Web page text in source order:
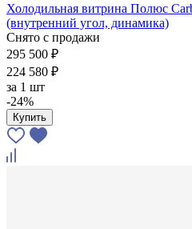
Холодильная витрина Полюс
(внутренний угол, динамика)
Снято с продажи
295 500 ₽
224 580 ₽
за 1 шт
-24%
Купить